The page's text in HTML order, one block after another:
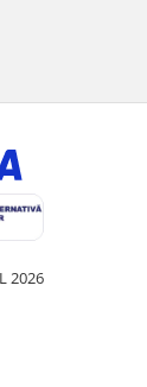
2026